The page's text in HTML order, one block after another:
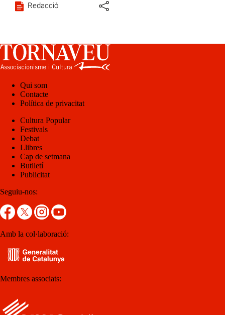
Redacció
Qui som
Contacte
Política de privacitat
Cultura Popular
Festivals
Debat
Llibres
Cap de setmana
Butlletí
Publicitat
Seguiu-nos:
Amb la col·laboració:
Membres associats: